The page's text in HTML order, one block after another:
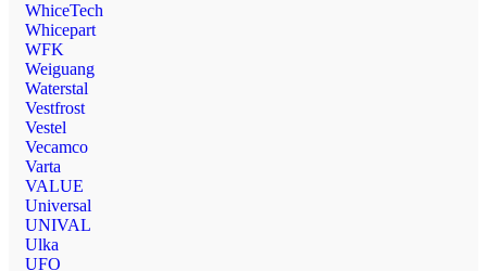
WhiceTech
Whicepart
WFK
Weiguang
Waterstal
Vestfrost
Vestel
Vecamco
Varta
VALUE
Universal
UNIVAL
Ulka
UFO